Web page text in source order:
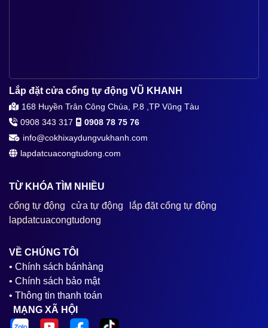
Lắp đặt cửa cổng tự động VŨ KHANH
168 Huyền Trân Công Chúa, P.8 ,TP Vũng Tàu
0908 343 317
0908 78 75 76
info@cokhixaydungvukhanh.com
lapdatcuacongtudong.com
TỪ KHÓA TÌM NHIỀU
cổng tự động
cửa tự động
lắp đặt cổng tự động
lapdatcuacongtudong
VỀ CHÚNG TÔI
• Chính sách bánhàng
• Chính sách bảo mật
• Thông tin thanh toán
MẠNG XÃ HỘI